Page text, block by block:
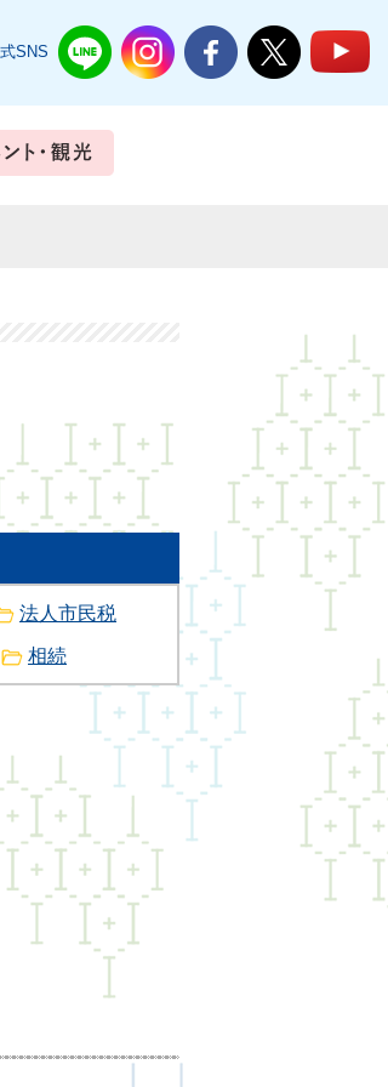
SNS 結城市公式LINE結城市公式Instagram
結城市公式Facebook
結城市公式
法人市民税
相続